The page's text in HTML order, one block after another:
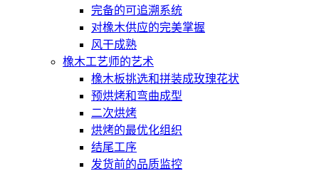
完备的可追溯系统
对橡木供应的完美掌握
风干成熟
橡木工艺师的艺术
橡木板挑选和拼装成玫瑰花状
预烘烤和弯曲成型
二次烘烤
烘烤的最优化组织
结尾工序
发货前的品质监控